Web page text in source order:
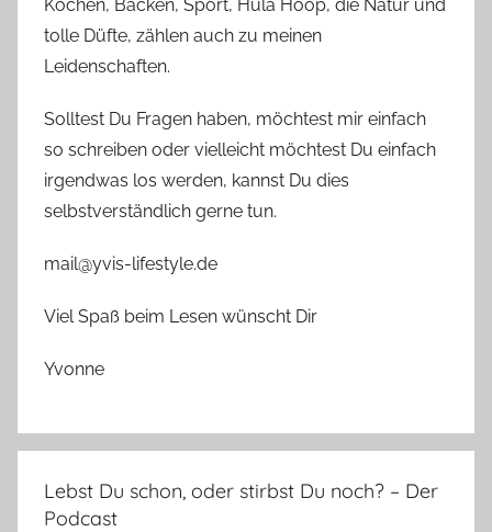
Kochen, Backen, Sport, Hula Hoop, die Natur und
tolle Düfte, zählen auch zu meinen
Leidenschaften.
Solltest Du Fragen haben, möchtest mir einfach
so schreiben oder vielleicht möchtest Du einfach
irgendwas los werden, kannst Du dies
selbstverständlich gerne tun.
mail@yvis-lifestyle.de
Viel Spaß beim Lesen wünscht Dir
Yvonne
Lebst Du schon, oder stirbst Du noch? – Der
Podcast